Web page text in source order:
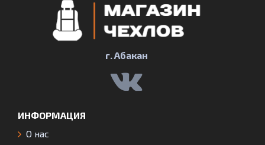
г. Абакан
ИНФОРМАЦИЯ
О нас